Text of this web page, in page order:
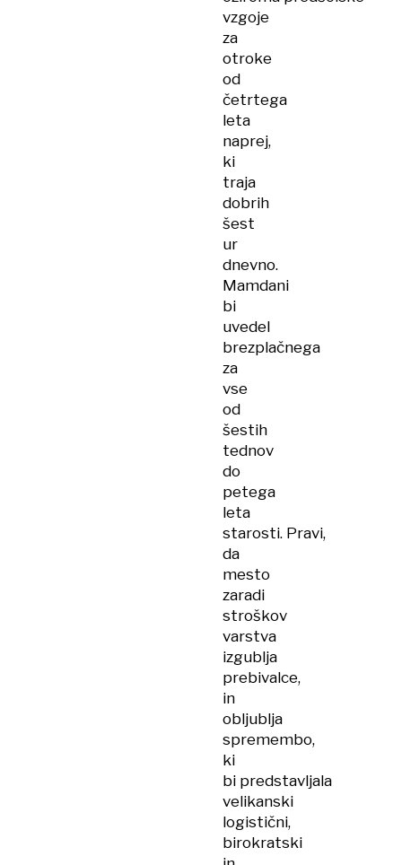
vzgoje
za
otroke
od
četrtega
leta
naprej,
ki
traja
dobrih
šest
ur
dnevno.
Mamdani
bi
uvedel
brezplačnega
za
vse
od
šestih
tednov
do
petega
leta
starosti. Pravi,
da
mesto
zaradi
stroškov
varstva
izgublja
prebivalce,
in
obljublja
spremembo,
ki
bi predstavljala
velikanski
logistični,
birokratski